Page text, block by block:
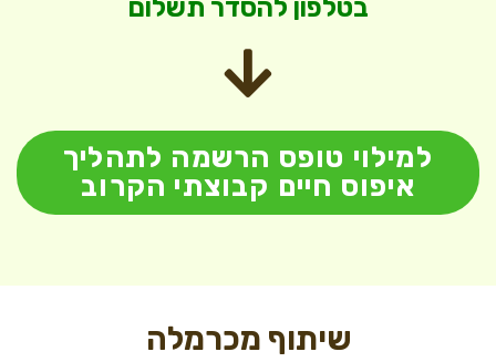
בטלפון להסדר תשלום
למילוי טופס הרשמה לתהליך
איפוס חיים קבוצתי הקרוב
שיתוף מכרמלה